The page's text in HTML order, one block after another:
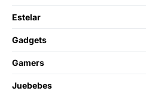
Estelar
Gadgets
Gamers
Juebebes